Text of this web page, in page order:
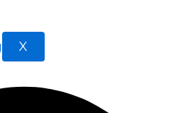
X